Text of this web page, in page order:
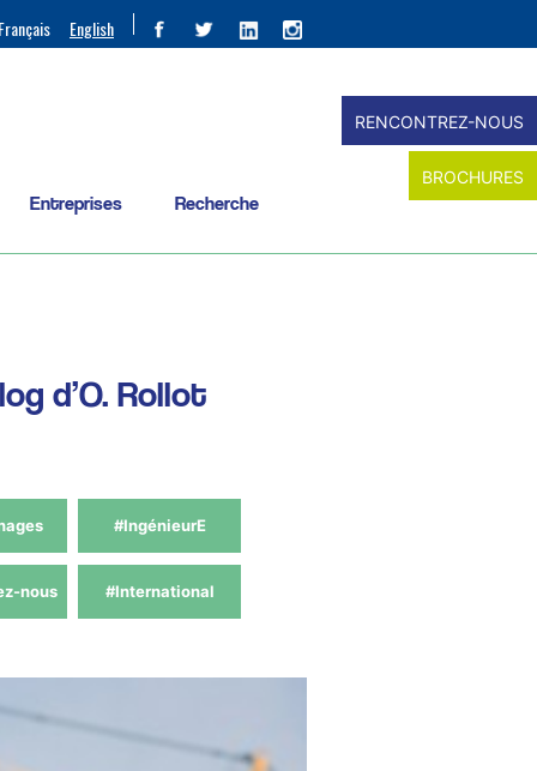
Français English
Entreprises Recherche
RENCONTREZ-NOUS
BROCHURES
d’O. Rollot
#IngénieurE
nous #International